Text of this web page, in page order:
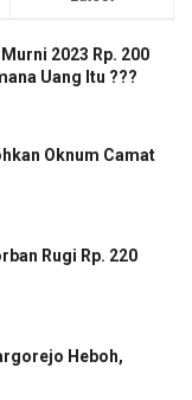
2023 Rp. 200
Uang Itu ???
Oknum Camat
Rugi Rp. 220
Heboh,